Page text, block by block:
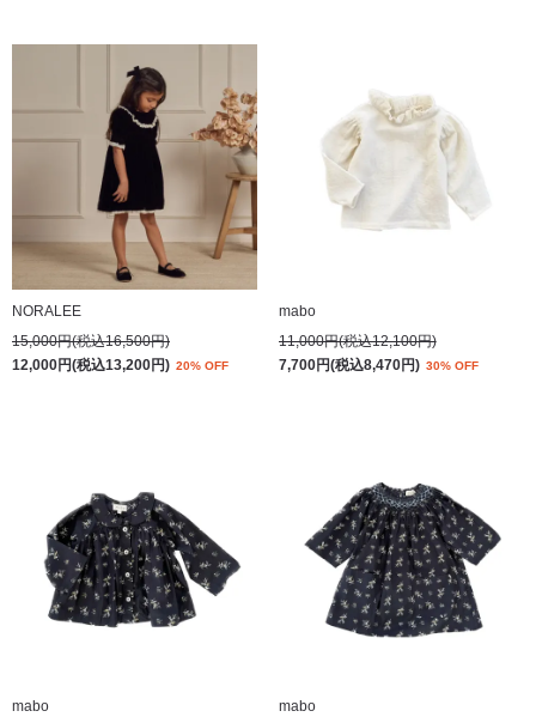
NORALEE
15,000円(税込16,500円)
12,000円(税込13,200円) 20% OFF
mabo
11,000円(税込12,100円)
7,700円(税込8,470円) 30% OFF
mabo
mabo